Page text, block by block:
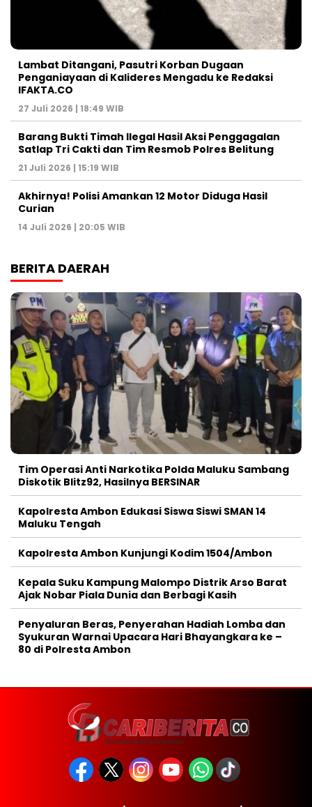
Lambat Ditangani, Pasutri Korban Dugaan
Penganiayaan di Kalideres Mengadu ke Redaksi
IFAKTA.CO
27 Juli 2026 | 18:49 WIB
Barang Bukti Timah Ilegal Hasil Aksi Penggagalan
Satlap Tri Cakti dan Tim Resmob Polres Belitung
21 Juli 2026 | 15:19 WIB
Akhirnya! Polisi Amankan 12 Motor Diduga Hasil
Curian
14 Juli 2026 | 20:05 WIB
BERITA DAERAH
Tim Operasi Anti Narkotika Polda Maluku Sambang
Diskotik Blitz92, Hasilnya BERSINAR
Kapolresta Ambon Edukasi Siswa Siswi SMAN 14
Maluku Tengah
Kapolresta Ambon Kunjungi Kodim 1504/Ambon
Kepala Suku Kampung Malompo Distrik Arso Barat
Ajak Nobar Piala Dunia dan Berbagi Kasih
Penyaluran Beras, Penyerahan Hadiah Lomba dan
Syukuran Warnai Upacara Hari Bhayangkara ke –
80 di Polresta Ambon